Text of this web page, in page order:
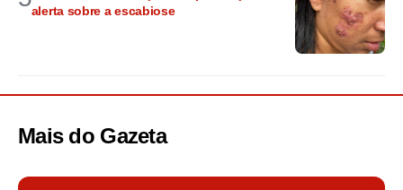
alerta sobre a escabiose
Mais do Gazeta